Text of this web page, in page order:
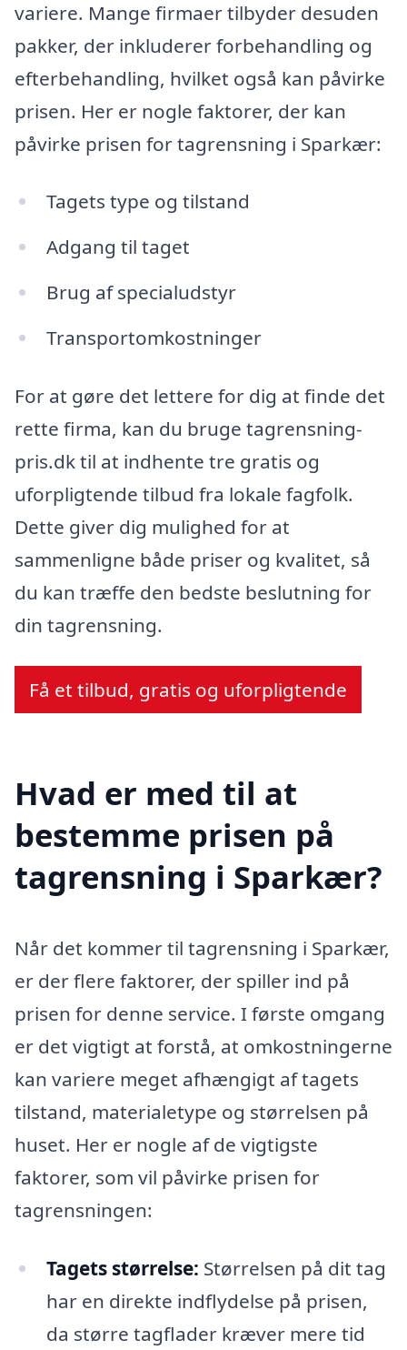
variere. Mange firmaer tilbyder desuden
pakker, der inkluderer forbehandling og
efterbehandling, hvilket også kan påvirke
prisen. Her er nogle faktorer, der kan
påvirke prisen for tagrensning i Sparkær:
Tagets type og tilstand
Adgang til taget
Brug af specialudstyr
Transportomkostninger
For at gøre det lettere for dig at finde det
rette firma, kan du bruge tagrensning-
pris.dk til at indhente tre gratis og
uforpligtende tilbud fra lokale fagfolk.
Dette giver dig mulighed for at
sammenligne både priser og kvalitet, så
du kan træffe den bedste beslutning for
din tagrensning.
Få et tilbud, gratis og uforpligtende
Hvad er med til at
bestemme prisen på
tagrensning i Sparkær?
Når det kommer til tagrensning i Sparkær,
er der flere faktorer, der spiller ind på
prisen for denne service. I første omgang
er det vigtigt at forstå, at omkostningerne
kan variere meget afhængigt af tagets
tilstand, materialetype og størrelsen på
huset. Her er nogle af de vigtigste
faktorer, som vil påvirke prisen for
tagrensningen:
Tagets størrelse: Størrelsen på dit tag
har en direkte indflydelse på prisen,
da større tagflader kræver mere tid